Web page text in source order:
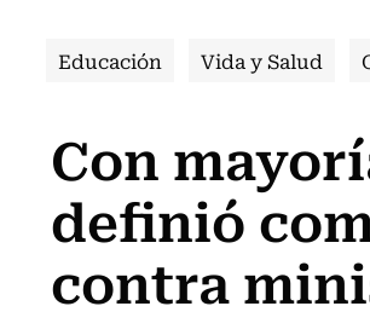
Educación Vida y Salud
Con
definió
contra